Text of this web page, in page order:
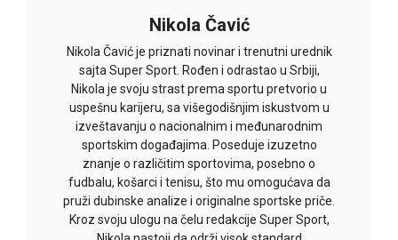
Nikola Čavić
Nikola Čavić je priznati novinar i trenutni urednik
sajta Super Sport. Rođen i odrastao u Srbiji,
Nikola je svoju strast prema sportu pretvorio u
uspešnu karijeru, sa višegodišnjim iskustvom u
izveštavanju o nacionalnim i međunarodnim
sportskim događajima. Poseduje izuzetno
znanje o različitim sportovima, posebno o
fudbalu, košarci i tenisu, što mu omogućava da
pruži dubinske analize i originalne sportske priče.
Kroz svoju ulogu na čelu redakcije Super Sport,